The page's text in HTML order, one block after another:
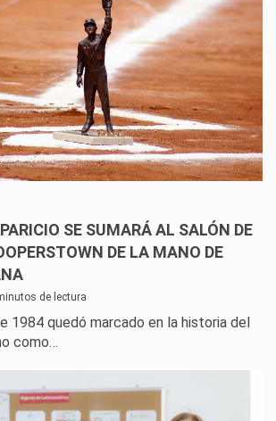
SE SUMARÁ AL SALÓN DE
DE LA MANO DE
de lectura
1984 quedó marcado en la historia del
como…